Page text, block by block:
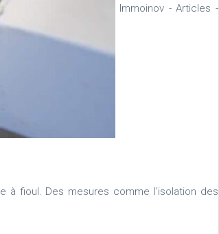
Immoinov - Articles -
à fioul. Des mesures comme l’isolation des